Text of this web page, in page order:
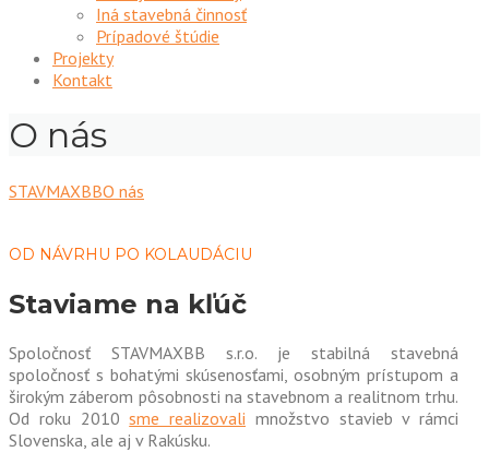
Iná stavebná činnosť
Prípadové štúdie
Projekty
Kontakt
O nás
STAVMAXBBO nás
OD NÁVRHU PO KOLAUDÁCIU
Staviame na kľúč
Spoločnosť STAVMAXBB s.r.o. je stabilná stavebná
spoločnosť s bohatými skúsenosťami, osobným prístupom a
širokým záberom pôsobnosti na stavebnom a realitnom trhu.
Od roku 2010sme realizovali množstvo stavieb v rámci
Slovenska, ale aj v Rakúsku.